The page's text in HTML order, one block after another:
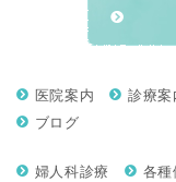
医院案内 診療案
ブログ
婦人科診療 各種